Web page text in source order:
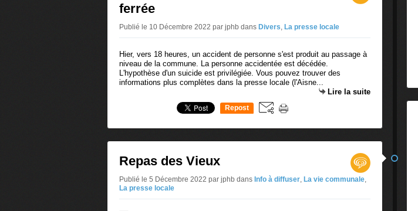
ferrée
Publié le 10 Décembre 2022 par jphb dans Divers, La presse locale
Hier, vers 18 heures, un accident de personne s'est produit au passage à
niveau de la commune. La personne accidentée est décédée.
L'hypothèse d'un suicide est privilégiée. Vous pouvez trouver des
informations plus complètes dans la presse locale (l'Aisne...
Lire la suite
Repost
Repas des Vieux
Publié le 5 Décembre 2022 par jphb dans Info à diffuser, La vie communale,
La presse locale